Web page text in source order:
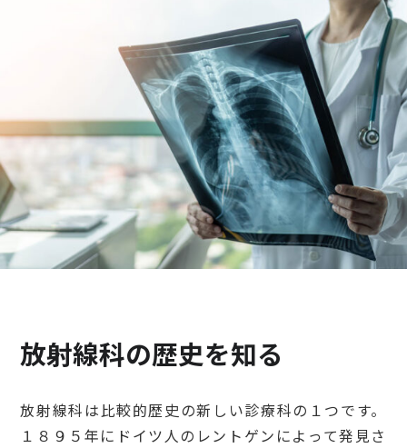
検診・検査
出産・子ども
病院の機能と役割
放射線科の歴史を知る
放射線科は比較的歴史の新しい診療科の１つです。
１８９５年にドイツ人のレントゲンによって発見さ